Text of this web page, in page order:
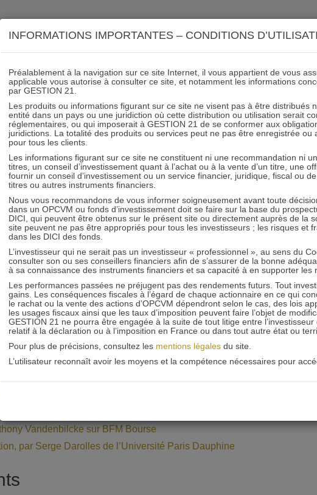
France » 2018 des gérants
on
Bilan
2017
et
« Tour
de
France »
2018
des
gérants
fondateurs
l’assiette d’imposition
IFI
:
les
SIIC
sortent
de
au salon Patrimonia (stand A11)
Chebli sur BFM Bourse
coté, avec Daniel Tondu
Vandenbilcke sur BFM Bourse
par Serge Darolles de l’Université Paris Dauphine
INFORMATIONS IMPORTANTES – CONDITIONS
Préalablement à la navigation sur ce site Internet, il vous appartient de vous
applicable vous autorise à consulter ce site, et notamment les informations
par GESTION 21.
Les produits ou informations figurant sur ce site ne visent pas à être distribués
entité dans un pays ou une juridiction où cette distribution ou utilisation serait
réglementaires, ou qui imposerait à GESTION 21 de se conformer aux
juridictions. La totalité des produits ou services peut ne pas être enregistrée
pour tous les clients.
Les informations figurant sur ce site ne constituent ni une recommandation ni
titres, un conseil d’investissement quant à l’achat ou à la vente d’un titre, une
fournir un conseil d’investissement ou un service financier, juridique, fiscal ou
titres ou autres instruments financiers.
Nous vous recommandons de vous informer soigneusement avant toute
dans un OPCVM ou fonds d’investissement doit se faire sur la base du
DICI, qui peuvent être obtenus sur le présent site ou directement auprès de la
site peuvent ne pas être appropriés pour tous les investisseurs ; les risques et
dans les DICI des fonds.
L’investisseur qui ne serait pas un investisseur « professionnel », au sens du
consulter son ou ses conseillers financiers afin de s’assurer de la bonne
à sa connaissance des instruments financiers et sa capacité à en supporter les
Les performances passées ne préjugent pas des rendements futurs. Tout
gains. Les conséquences fiscales à l’égard de chaque actionnaire en ce qui
le rachat ou la vente des actions d’OPCVM dépendront selon le cas, des lois
les usages fiscaux ainsi que les taux d’imposition peuvent faire l’objet de
GESTION 21 ne pourra être engagée à la suite de tout litige entre
relatif à la déclaration ou à l’imposition en France ou dans tout autre état ou
Pour plus de précisions, consultez les mentions légalesdu site.
L’utilisateur reconnaît avoir les moyens et la compétence nécessaires pour